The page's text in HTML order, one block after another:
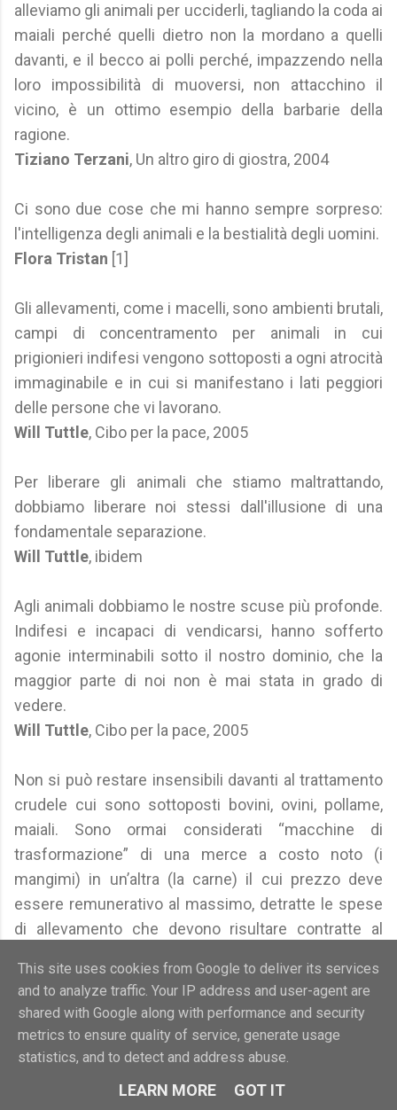
alleviamo gli animali per ucciderli, tagliando la coda ai
maiali perché quelli dietro non la mordano a quelli
davanti, e il becco ai polli perché, impazzendo nella
loro impossibilità di muoversi, non attacchino il
vicino, è un ottimo esempio della barbarie della
ragione.
Tiziano Terzani, Un altro giro di giostra, 2004
Ci sono due cose che mi hanno sempre sorpreso:
l'intelligenza degli animali e la bestialità degli uomini.
Flora Tristan [1]
Gli allevamenti, come i macelli, sono ambienti brutali,
campi di concentramento per animali in cui
prigionieri indifesi vengono sottoposti a ogni atrocità
immaginabile e in cui si manifestano i lati peggiori
delle persone che vi lavorano.
Will Tuttle, Cibo per la pace, 2005
Per liberare gli animali che stiamo maltrattando,
dobbiamo liberare noi stessi dall'illusione di una
fondamentale separazione.
Will Tuttle, ibidem
Agli animali dobbiamo le nostre scuse più profonde.
Indifesi e incapaci di vendicarsi, hanno sofferto
agonie interminabili sotto il nostro dominio, che la
maggior parte di noi non è mai stata in grado di
vedere.
Will Tuttle, Cibo per la pace, 2005
Non si può restare insensibili davanti al trattamento
crudele cui sono sottoposti bovini, ovini, pollame,
maiali. Sono ormai considerati “macchine di
trasformazione” di una merce a costo noto (i
mangimi) in un’altra (la carne) il cui prezzo deve
essere remunerativo al massimo, detratte le spese
di allevamento che devono risultare contratte al
Umberto Veronesi e Mario Pappagallo, Una
carezza per guarire, 2005
Ormai anche le riviste scientifiche rifiutano la
This site uses cookies from Google to deliver its services
and to analyze traffic. Your IP address and user-agent are
shared with Google along with performance and security
metrics to ensure quality of service, generate usage
statistics, and to detect and address abuse.
LEARN MORE GOT IT